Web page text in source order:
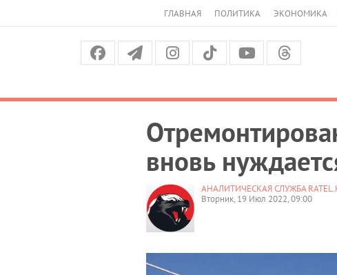
ГЛАВНАЯ ПОЛИТИКА ЭКОНОМИКА
вновь
АНАЛИТИЧЕСКАЯ СЛУЖБА
Вторник, 19 Июл 2022, 09:00